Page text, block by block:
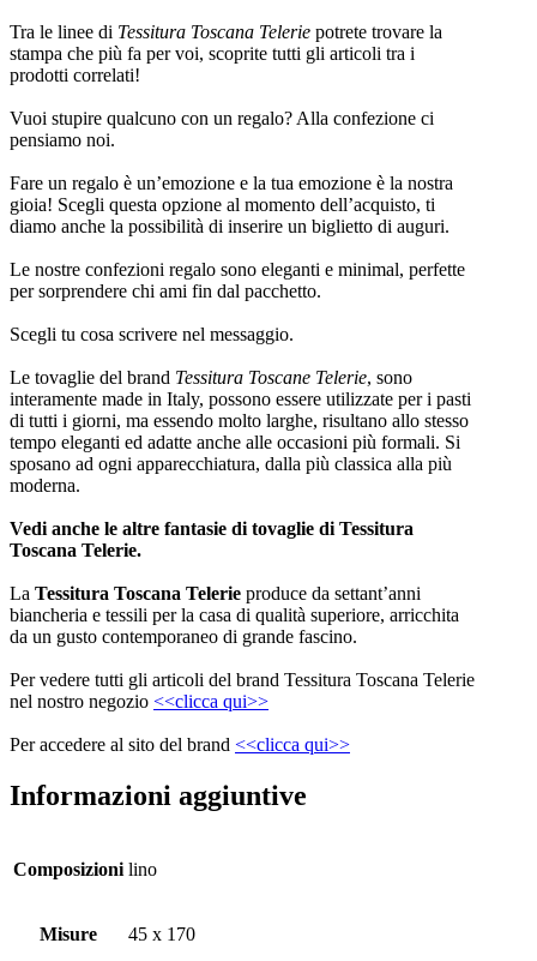
Tra le linee di Tessitura Toscana Telerie potrete trovare la
stampa che più fa per voi, scoprite tutti gli articoli tra i
prodotti correlati!
Vuoi stupire qualcuno con un regalo? Alla confezione ci
pensiamo noi.
Fare un regalo è un’emozione e la tua emozione è la nostra
gioia! Scegli questa opzione al momento dell’acquisto, ti
diamo anche la possibilità di inserire un biglietto di auguri.
Le nostre confezioni regalo sono eleganti e minimal, perfette
per sorprendere chi ami fin dal pacchetto.
Scegli tu cosa scrivere nel messaggio.
Le tovaglie del brand Tessitura Toscane Telerie, sono
interamente made in Italy, possono essere utilizzate per i pasti
di tutti i giorni, ma essendo molto larghe, risultano allo stesso
tempo eleganti ed adatte anche alle occasioni più formali. Si
sposano ad ogni apparecchiatura, dalla più classica alla più
moderna.
Vedi anche le altre fantasie di tovaglie di Tessitura
Toscana Telerie.
La Tessitura Toscana Telerie produce da settant’anni
biancheria e tessili per la casa di qualità superiore, arricchita
da un gusto contemporaneo di grande fascino.
Per vedere tutti gli articoli del brand Tessitura Toscana Telerie
nel nostro negozio <<clicca qui>>
Per accedere al sito del brand <<clicca qui>>
Informazioni aggiuntive
Composizioni lino
Misure 45 x 170